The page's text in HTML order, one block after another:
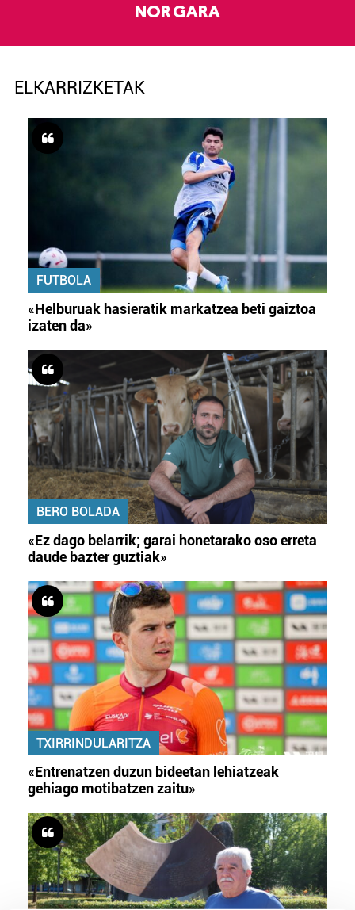
NOR GARA
ELKARRIZKETAK
FUTBOLA
«Helburuak hasieratik markatzea beti gaiztoa
izaten da»
BERO BOLADA
«Ez dago belarrik; garai honetarako oso erreta
daude bazter guztiak»
TXIRRINDULARITZA
«Entrenatzen duzun bideetan lehiatzeak
gehiago motibatzen zaitu»